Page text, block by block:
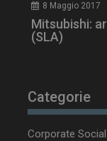
8 Maggio 2017
Mitsubishi:
(SLA)
Categorie
Corporate
tracking-
ironfish-
enable